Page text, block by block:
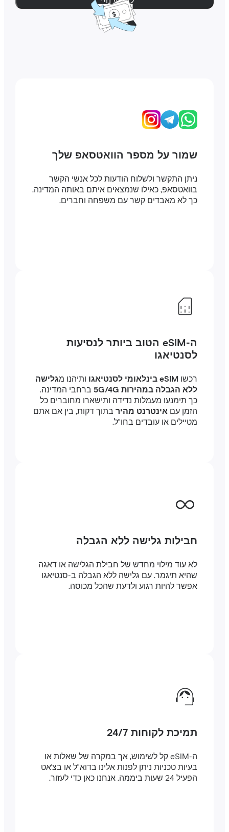
שמור על מספר הוואטסאפ שלך
ניתן התקשר ולשלוח הודעות לכל אנשי הקשר
בוואטסאפ, כאילו שנמצאים איתם באותה המדינה.
כך לא מאבדים קשר עם משפחה וחברים.
ה-eSIM הטוב ביותר לנסיעות
לסנטיאגו
eSIM בינלאומי לסנטיאגו ותיהנו מגלישה
ללא הגבלה במהירות 5G/4G
ברחבי המדינה.
כך תימנעו מעמלות נדידה ותישארו מחוברים כל
הזמן עםאינטרנט מהיר בתוך דקות, בין אם אתם
מטיילים או עובדים בחו"ל.
חבילות גלישה ללא הגבלה
לא עוד מילוי מחדש של חבילת הגלישה או דאגה
שהיא תיגמר. עם גלישה ללא הגבלה ב-סנטיאגו
אפשר להיות רגוע ולדעת שהכל מכוסה.
תמיכת לקוחות 24/7
ה-eSIM קל לשימוש, אך במקרה של שאלות או
בעיות טכניות ניתן לפנות אלינו בדוא"ל או בצ'אט
הפעיל 24 שעות ביממה. אנחנו כאן כדי לעזור.